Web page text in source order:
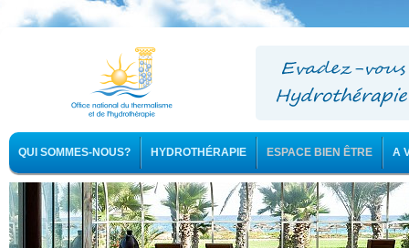
QUI SOMMES-NOUS? HYDROTHÉRAPIE ESPACE BIEN ÊTRE A